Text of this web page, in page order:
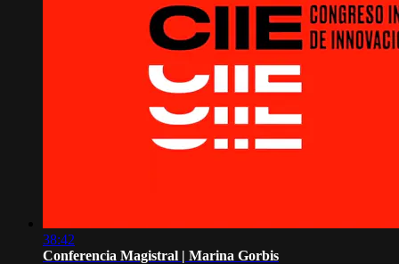
38:42
Conferencia Magistral | Marina Gorbis